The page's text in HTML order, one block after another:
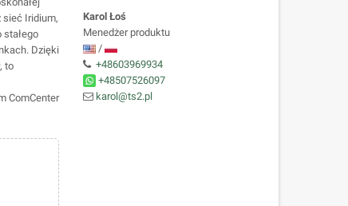
sieć Iridium,
stałego
Dzięki
to
ComCenter
Karol Łoś
Menedżer produktu
/
+48603969934
+48507526097
karol@ts2.pl